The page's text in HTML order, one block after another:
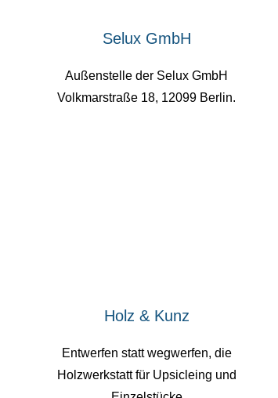
Selux GmbH
Außenstelle der Selux GmbH
Volkmarstraße 18, 12099 Berlin.
Holz & Kunz
Entwerfen statt wegwerfen, die
Holzwerkstatt für Upsicleing und